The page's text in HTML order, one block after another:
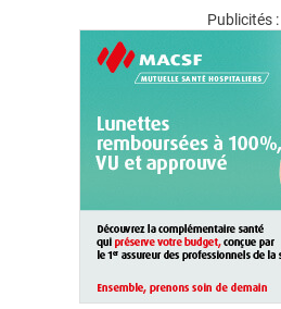
Publicités :